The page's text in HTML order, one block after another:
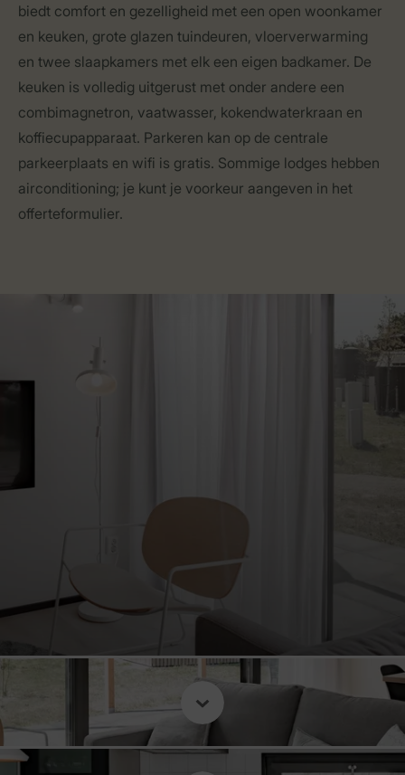
biedt comfort en gezelligheid met een open woonkamer
en keuken, grote glazen tuindeuren, vloerverwarming
en twee slaapkamers met elk een eigen badkamer. De
keuken is volledig uitgerust met onder andere een
combimagnetron, vaatwasser, kokendwaterkraan en
koffiecupapparaat. Parkeren kan op de centrale
parkeerplaats en wifi is gratis. Sommige lodges hebben
airconditioning; je kunt je voorkeur aangeven in het
offerteformulier.